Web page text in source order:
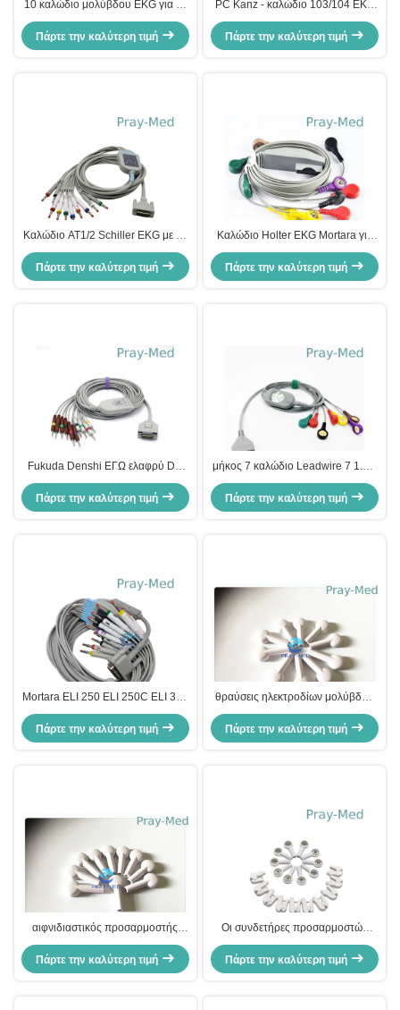
10 καλώδιο μολύβδου EKG για το
ηλιακό σειράς μήκος 2.4m
αποκριτών 2000 της Γερμανίας
ιατρικό
Πάρτε την καλύτερη τιμή
PC Kanz - καλώδιο 103/104 EKG
16 γκρίζο υλικό χρώματος TPU
συνδετήρων καρφιτσών
Πάρτε την καλύτερη τιμή
Καλώδιο AT1/2 Schiller EKG με το
μακροχρόνιο DB 15 συνδετήρας
ΚΑΡΦΙΤΣΏΝ 5.0mm βιδών Dia
Πάρτε την καλύτερη τιμή
Καλώδιο Holter EKG Mortara για
υπομονετικούς μήνες
εξουσιοδότησης 90cm TPU
υλικούς 6
Πάρτε την καλύτερη τιμή
Fukuda Denshi ΕΓΩ ελαφρύ DB
καλωδίων 0.9lb KP500 EKG -
συνδετήρας 15
Πάρτε την καλύτερη τιμή
μήκος 7 καλώδιο Leadwire 7 1.1m
Burdick ECG μολύβδου
αιφνιδιαστικός συνδετήρας
καρφιτσών
Πάρτε την καλύτερη τιμή
Mortara ELI 250 ELI 250C ELI 350
καλώδιο 15 ΚΑΡΦΊΤΣΑ 3.6m EKG
μόλυβδος 10
Πάρτε την καλύτερη τιμή
θραύσεις ηλεκτροδίων μολύβδων
4mm ECG EKG, άσπρο χρώμα
μετατροπέων προσαρμοστών Ekg
Πάρτε την καλύτερη τιμή
αιφνιδιαστικός προσαρμοστής
συνδετήρων 4mm Ecg για τα
πρότυπα CE/του ISO καλωδίων
Ecg 10 μολύβδου
Πάρτε την καλύτερη τιμή
Οι συνδετήρες προσαρμοστών
EKG Ecg, βούλωμα μπανανών
TPU 4mm στους συνδετήρες
μπανανών Grabber Ecg σπάζουν
Πάρτε την καλύτερη τιμή